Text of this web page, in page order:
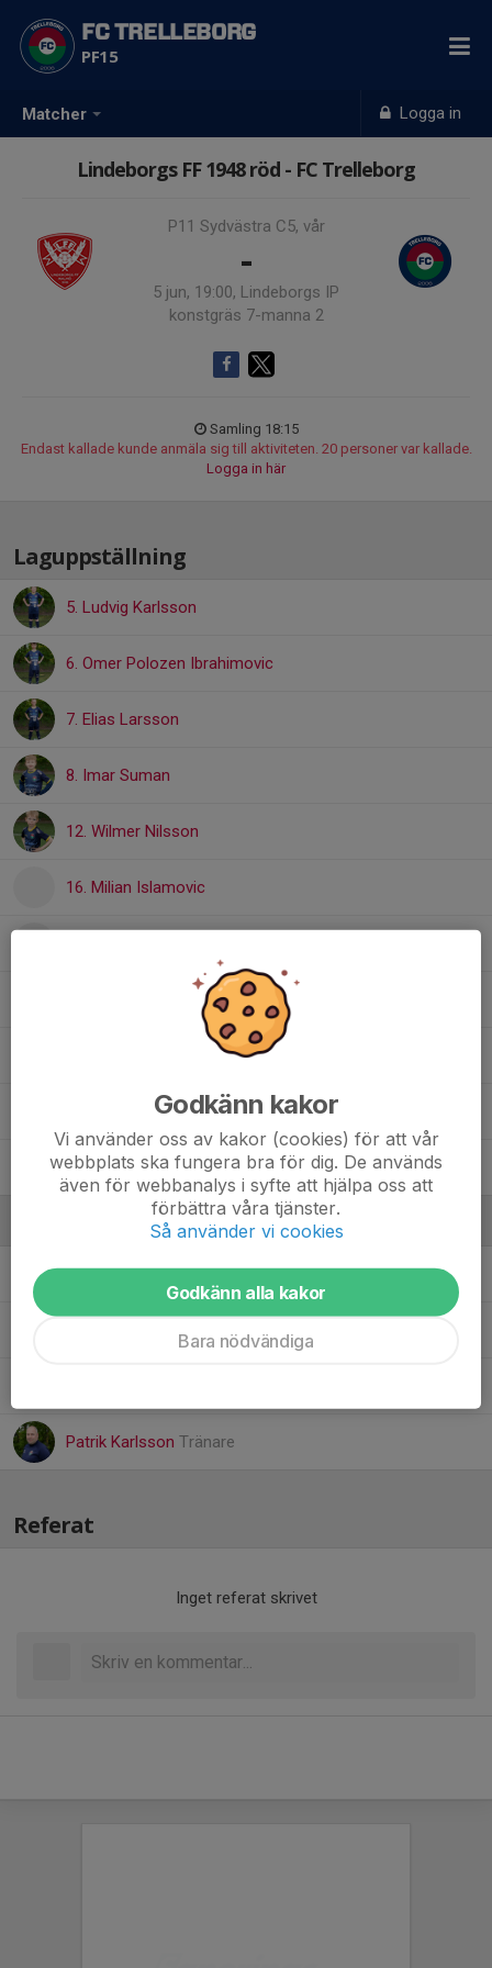
Matcher Logga in
FC TRELLEBORG
PF15
Lindeborgs FF 1948 röd - FC Trelleborg
P11 Sydvästra C5, vår
-
5 jun, 19:00, Lindeborgs IP
konstgräs 7-manna 2
Samling 18:15
Endast kallade kunde anmäla sig till aktiviteten. 20 personer var kallade.
Logga in här
Laguppställning
5. Ludvig Karlsson
6. Omer Polozen Ibrahimovic
7. Elias Larsson
8. Imar Suman
12. Wilmer Nilsson
16. Milian Islamovic
31. Leon Andersson Björk
Ahmed Hussein
Amin Hasan
Anders MårtenssonAnsvarig Tränare
Damir IslamovicTränare
Patrik Karlsson Tränare
Referat
Inget referat skrivet
Godkänn kakor
Vi använder oss av kakor (cookies) för att vår
webbplats ska fungera bra för dig. De används
även för webbanalys i syfte att hjälpa oss att
förbättra våra tjänster.
Så använder vi cookies
Godkänn alla kakor
Bara nödvändiga